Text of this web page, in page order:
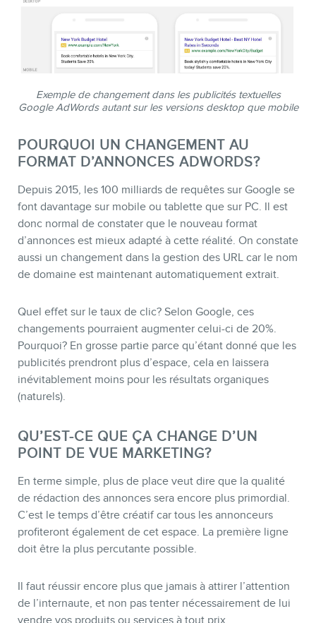
INFOLETTRE
Exemple de changement dans les publicités textuelles
Google AdWords autant sur les versions desktop que mobile
POURQUOI UN CHANGEMENT AU
FORMAT D’ANNONCES ADWORDS?
Depuis 2015, les 100 milliards de requêtes sur Google se
font davantage sur mobile ou tablette que sur PC. Il est
donc normal de constater que le nouveau format
d’annonces est mieux adapté à cette réalité. On constate
aussi un changement dans la gestion des URL car le nom
de domaine est maintenant automatiquement extrait.
Quel effet sur le taux de clic? Selon Google, ces
changements pourraient augmenter celui-ci de 20%.
Pourquoi? En grosse partie parce qu’étant donné que les
publicités prendront plus d’espace, cela en laissera
inévitablement moins pour les résultats organiques
(naturels).
QU’EST-CE QUE ÇA CHANGE D’UN
POINT DE VUE MARKETING?
En terme simple, plus de place veut dire que la qualité
de rédaction des annonces sera encore plus primordial.
C’est le temps d’être créatif car tous les annonceurs
profiteront également de cet espace. La première ligne
doit être la plus percutante possible.
Il faut réussir encore plus que jamais à attirer l’attention
de l’internaute, et non pas tenter nécessairement de lui
vendre vos produits ou services à tout prix.